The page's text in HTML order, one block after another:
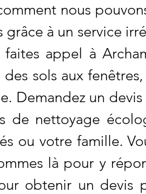
nous
grâce à un service
faites appel à
des sols aux
Demandez un
de nettoyage
ou votre famille.
là pour y
obtenir un devis